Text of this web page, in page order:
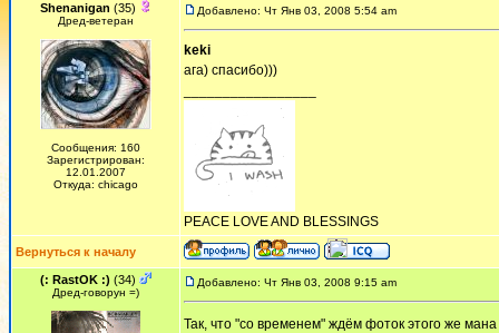
Shenanigan (35)
Дред-ветеран
Сообщения: 160
Зарегистрирован:
12.01.2007
Откуда: chicago
Добавлено: Чт Янв 03, 2008 5:54 am
keki
ага) спасибо)))
PEACE LOVE AND BLESSINGS
Вернуться к началу
(: RastOK :) (34)
Дред-говорун =)
Добавлено: Чт Янв 03, 2008 9:15 am
Так, что "со временем" ждём фоток этого же мана